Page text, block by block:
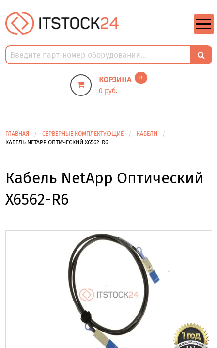
КОРЗИНА 0
0 руб.
ГЛАВНАЯ СЕРВЕРНЫЕ КОМПЛЕКТУЮЩИЕ
КАБЕЛИ
КАБЕЛЬ NETAPP ОПТИЧЕСКИЙ X6562-R6
Кабель NetApp Оптический
X6562-R6